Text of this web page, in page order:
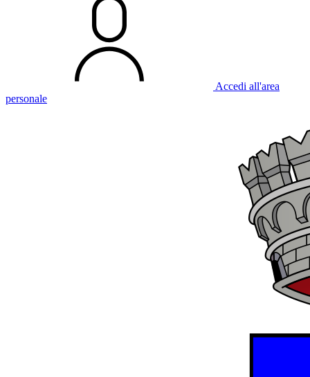
Accedi all'area
personale